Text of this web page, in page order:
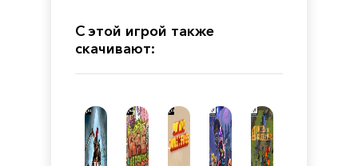
С этой игрой также
скачивают: